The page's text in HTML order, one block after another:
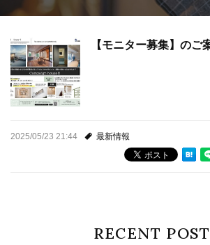
トランスフォーム・リノベーション
内装工事・各種リフォーム
よくあるご質問
【モニター募集】のご
2025/05/23 21:44 最新情報
RECENT